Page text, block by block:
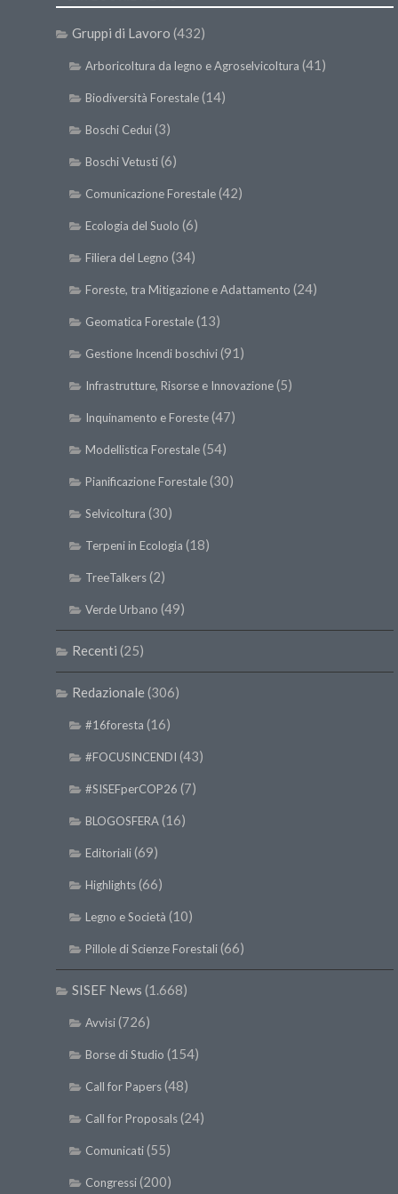
Gruppi di Lavoro (432)
Arboricoltura da legno e Agroselvicoltura (41)
Biodiversità Forestale(14)
Boschi Cedui(3)
Boschi Vetusti(6)
Comunicazione Forestale(42)
Ecologia del Suolo (6)
Filiera del Legno (34)
Foreste, tra Mitigazione e Adattamento (24)
Geomatica Forestale(13)
Gestione Incendi boschivi(91)
Infrastrutture, Risorse e Innovazione(5)
Inquinamento e Foreste(47)
Modellistica Forestale(54)
Pianificazione Forestale(30)
Selvicoltura (30)
Terpeni in Ecologia (18)
TreeTalkers(2)
Verde Urbano (49)
Recenti (25)
Redazionale (306)
#16foresta (16)
#FOCUSINCENDI (43)
#SISEFperCOP26 (7)
BLOGOSFERA(16)
Editoriali(69)
Highlights(66)
Legno e Società (10)
Pillole di Scienze Forestali(66)
SISEF News (1.668)
Avvisi(726)
Borse di Studio (154)
Call for Papers(48)
Call for Proposals(24)
Comunicati(55)
Congressi(200)